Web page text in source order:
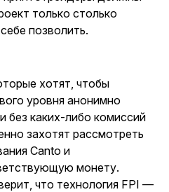
только столько
позволить.
хотят, чтобы
уровня анонимно
без каких-либо комиссий
захотят рассмотреть
Canto и
монету.
что технология FPI —